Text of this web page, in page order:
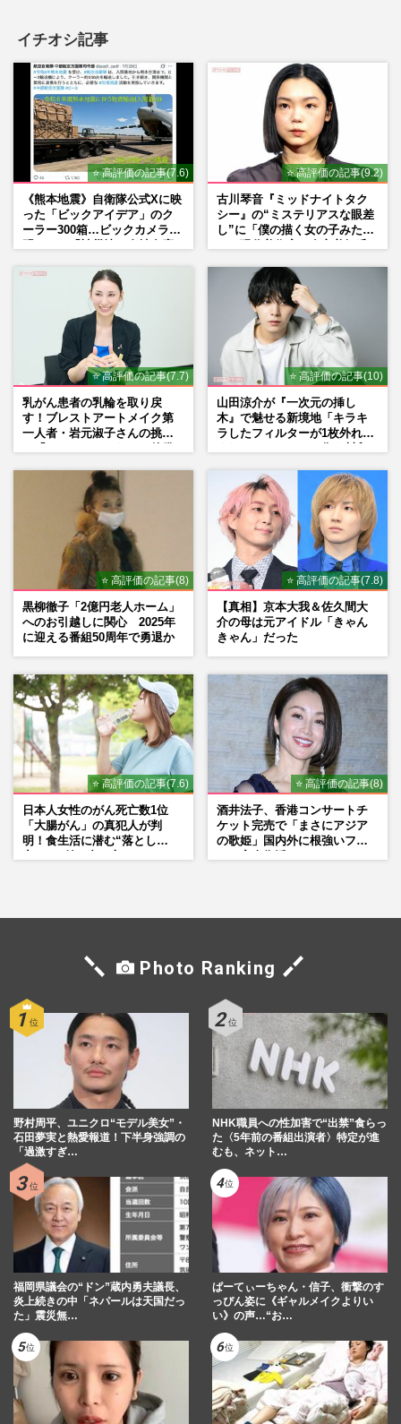
イチオシ記事
⭐ 高評価の記事(7.6)
《熊本地震》自衛隊公式Xに映
った「ビックアイデア」のク
ーラー300箱…ビックカメラが
⭐ 高評価の記事(9.2)
古川琴音『ミッドナイトタク
シー』の“ミステリアスな眼差
し”に「僕の描く女の子みた
⭐ 高評価の記事(7.7)
乳がん患者の乳輪を取り戻
す！ブレストアートメイク第
一人者・岩元淑子さんの挑戦
⭐ 高評価の記事(10)
山田涼介が『一次元の挿し
木』で魅せる新境地「キラキ
ラしたフィルターが1枚外れて
⭐ 高評価の記事(8)
黒柳徹子「2億円老人ホーム」
へのお引越しに関心 2025年
に迎える番組50周年で勇退か
⭐ 高評価の記事(7.8)
【真相】京本大我＆佐久間大
介の母は元アイドル「きゃん
きゃん」だった
⭐ 高評価の記事(7.6)
日本人女性のがん死亡数1位
「大腸がん」の真犯人が判
明！食生活に潜む“落とし
⭐ 高評価の記事(8)
酒井法子、香港コンサートチ
ケット完売で「まさにアジア
の歌姫」国内外に根強いファ
Photo Ranking
野村周平、ユニクロ“モデル美女”・
石田夢実と熱愛報道！下半身強調の
「過激すぎ…
NHK職員への性加害で“出禁”食らっ
た〈5年前の番組出演者〉特定が進
むも、ネット…
福岡県議会の“ドン”蔵内勇夫議長、
炎上続きの中「ネパールは天国だっ
た」震災無…
ぱーてぃーちゃん・信子、衝撃のす
っぴん姿に《ギャルメイクよりい
い》の声…“お…